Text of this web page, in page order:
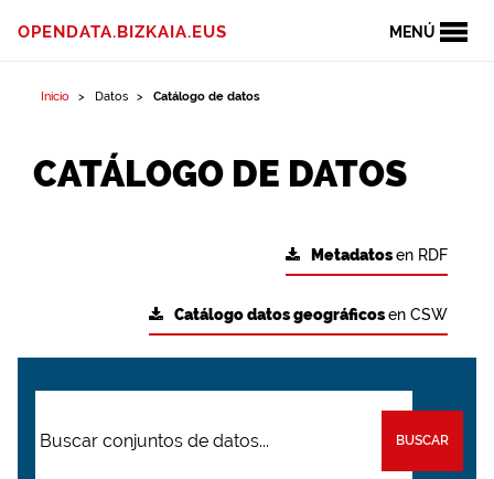
MENÚ
OPENDATA.BIZKAIA.EUS
Inicio Datos Catálogo de datos
CATÁLOGO DE DATOS
Metadatosen RDF
Catálogo datos geográficosen CSW
BUSCAR